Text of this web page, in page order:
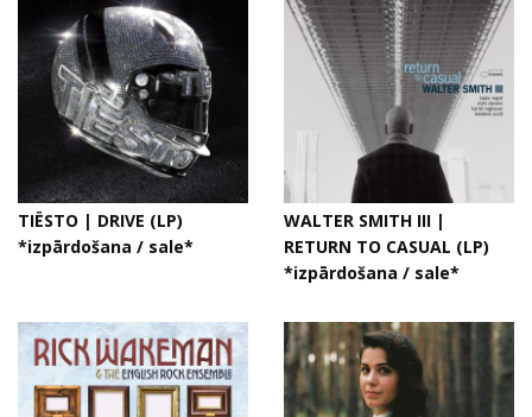
TIËSTO | DRIVE (LP)
*izpārdošana / sale*
WALTER SMITH III |
RETURN TO CASUAL (LP)
*izpārdošana / sale*